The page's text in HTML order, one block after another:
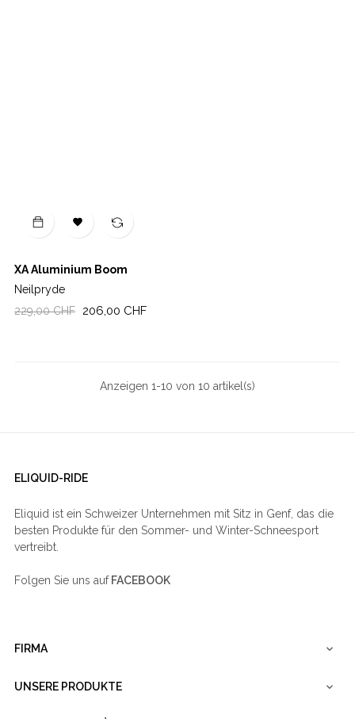

XA Aluminium Boom
Neilpryde
Regulärer
229,00 CHF Preis
206,00 CHF
Anzeigen 1-10 von 10 artikel(s)
ELIQUID-RIDE
Eliquid ist ein Schweizer Unternehmen mit Sitz in Genf, das die
besten Produkte für den Sommer- und Winter-Schneesport
vertreibt.
Folgen Sie uns auf FACEBOOK
FIRMA 
UNSERE PRODUKTE 